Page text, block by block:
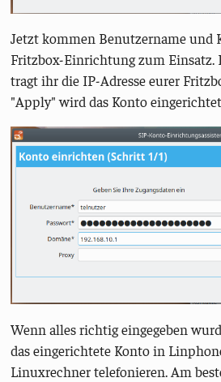
Jetzt kommen Benutzername und
Fritzbox-Einrichtung zum Einsatz.
tragt ihr die IP-Adresse eurer
"Apply" wird das Konto
Wenn alles richtig eingegeben
das eingerichtete Konto in
Linuxrechner telefonieren. Am